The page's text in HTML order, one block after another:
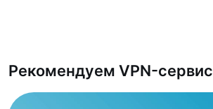
Рекомендуем VPN-сервис